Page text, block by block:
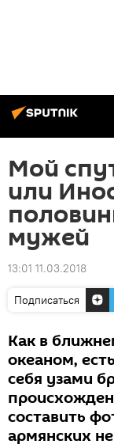
Мой
или
мужей
13:01 11.03.2018
Подписаться
Как в
океаном,
себя узами
составить
армянских